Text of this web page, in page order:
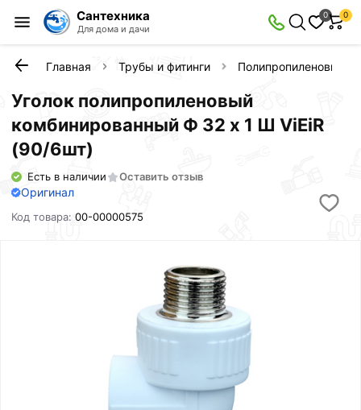
Сантехника
Для дома и дачи
0 0
Главная Трубы и фитинги Полипропиленовые
Уголок полипропиленовый
комбинированный Ф 32 х 1 Ш ViEiR
(90/6шт)
Есть в наличии Оставить отзыв
Оригинал
Код товара:00-00000575